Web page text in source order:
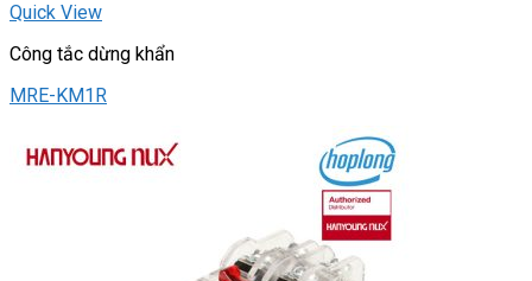
Quick View
Công tắc dừng khẩn
MRE-KM1R